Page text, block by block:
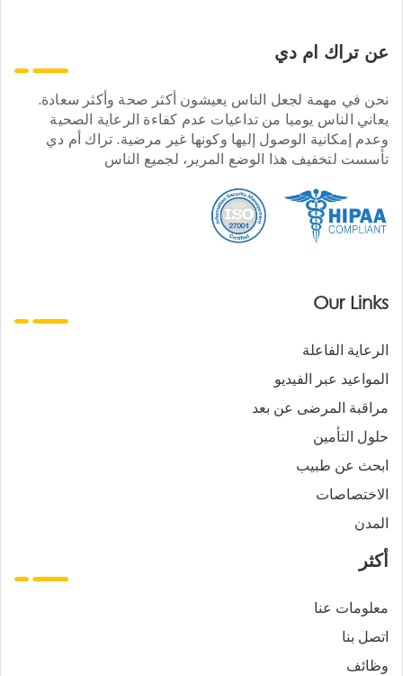
عن تراك ام دي
نحن في مهمة لجعل الناس يعيشون أكثر صحة وأكثر سعادة.
يعاني الناس يوميا من تداعيات عدم كفاءة الرعاية الصحية
وعدم إمكانية الوصول إليها وكونها غير مرضية. تراك أم دي
تأسست لتخفيف هذا الوضع المرير، لجميع الناس
Our Links
الرعاية الفاعلة
المواعيد عبر الفيديو
مراقبة المرضى عن بعد
حلول التأمين
ابحث عن طبيب
الاختصاصات
المدن
أكثر
معلومات عنا
اتصل بنا
وظائف